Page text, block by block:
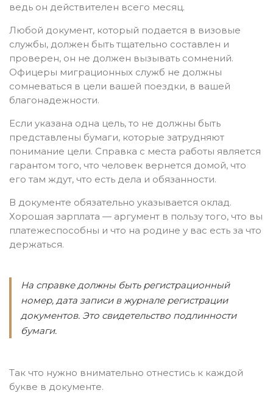
ведь он действителен всего месяц.
Любой документ, который подается в визовые
службы, должен быть тщательно составлен и
проверен, он не должен вызывать сомнений.
Офицеры миграционных служб не должны
сомневаться в цели вашей поездки, в вашей
благонадежности.
Если указана одна цель, то не должны быть
представлены бумаги, которые затрудняют
понимание цели. Справка с места работы является
гарантом того, что человек вернется домой, что
его там ждут, что есть дела и обязанности.
В документе обязательно указывается оклад.
Хорошая зарплата — аргумент в пользу того, что вы
платежеспособны и что на родине у вас есть за что
держаться.
На справке должны быть регистрационный
номер, дата записи в журнале регистрации
документов. Это свидетельство подлинности
бумаги.
Так что нужно внимательно отнестись к каждой
букве в документе.